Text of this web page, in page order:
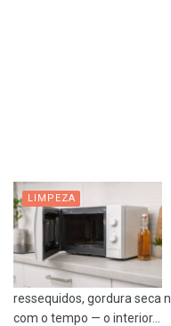
LIMPEZA
ressequidos, gordura seca
com o tempo — o interior...